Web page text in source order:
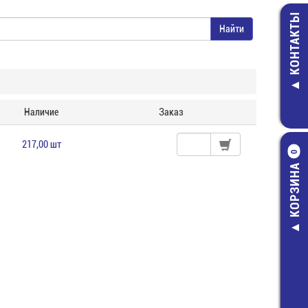
КОНТАКТЫ
КОРЗИНА
0
Наличие Заказ
217,00 шт